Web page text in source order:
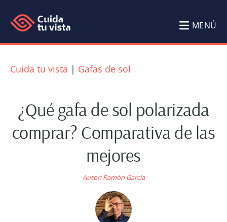
al
contenido
al
pie
página
Cuida
tu
de
Cuida
tu
MENÚ
Cuida tu vista | Gafas de sol
¿Qué gafa de sol polarizada
comprar? Comparativa de las
mejores
Autor:Ramón García